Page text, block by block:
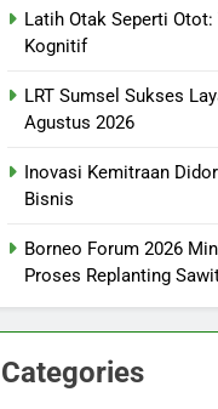
Latih Otak Seperti
Kognitif
LRT Sumsel Sukses
Agustus 2026
Inovasi Kemitraan
Bisnis
Borneo Forum 2026
Proses Replanting
Categories